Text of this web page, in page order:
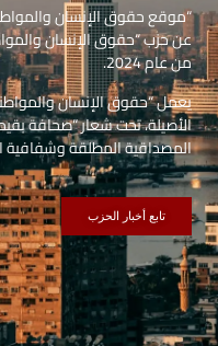
“موقع حقوق الإنسان
من عام 2024.
يعمل “حقوق الإنسان
الأصيلة، تحت شعار “صحافة
المصداقية المطلقة وشفافية
تابع أخبار الحزب